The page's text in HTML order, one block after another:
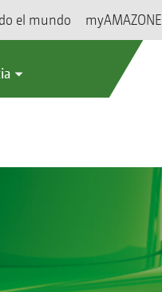
el mundo myAMAZONE